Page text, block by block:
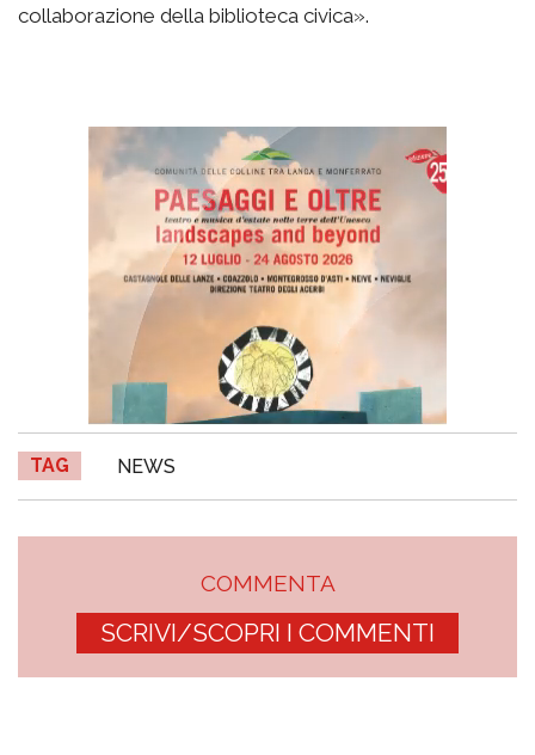
collaborazione della biblioteca civica».
TAG NEWS
COMMENTA
SCRIVI/SCOPRI I COMMENTI